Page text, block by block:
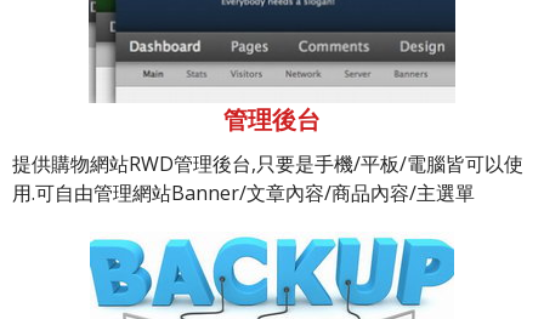
管理後台
提供購物網站RWD管理後台,只要是手機/平板/電腦皆可以使
用.可自由管理網站Banner/文章內容/商品內容/主選單